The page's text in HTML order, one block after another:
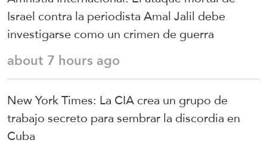
Israel contra la periodista Amal Jalil debe
investigarse como un crimen de guerra
about 7 hours ago
New York Times: La CIA crea un grupo de
trabajo secreto para sembrar la discordia en
Cuba